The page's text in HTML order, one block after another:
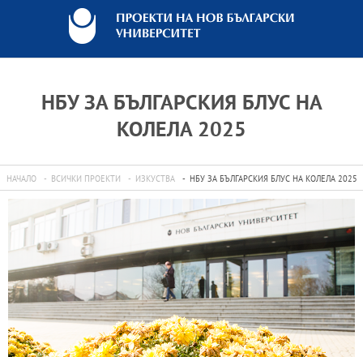
НБУ ЗА БЪЛГАРСКИЯ БЛУС НА
КОЛЕЛА 2025
НАЧАЛО ВСИЧКИ ПРОЕКТИ ИЗКУСТВА НБУ ЗА БЪЛГАРСКИЯ БЛУС НА КОЛЕЛА 2025